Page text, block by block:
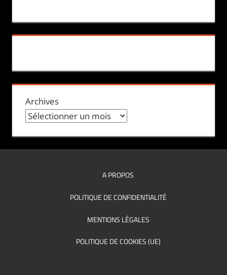
Archives
A PROPOS
POLITIQUE DE CONFIDENTIALITÉ
MENTIONS LÉGALES
POLITIQUE DE COOKIES (UE)